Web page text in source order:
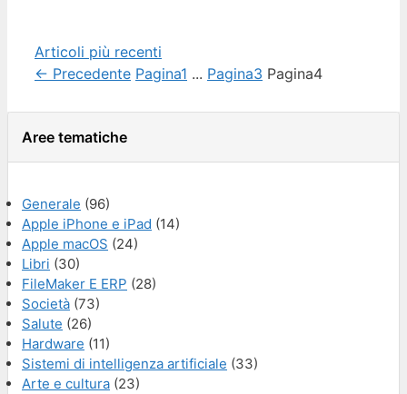
Articoli più recenti
← Precedente Pagina1 ... Pagina3 Pagina4
Aree tematiche
Generale (96)
Apple iPhone e iPad (14)
Apple macOS (24)
Libri (30)
FileMaker E ERP (28)
Società (73)
Salute (26)
Hardware (11)
Sistemi di intelligenza artificiale (33)
Arte e cultura (23)